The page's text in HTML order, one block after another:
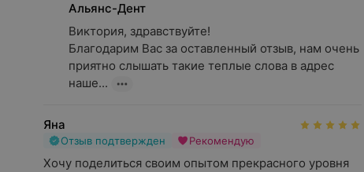
Альянс-Дент
Виктория, здравствуйте!
Благодарим Вас за оставленный отзыв, нам очень
приятно слышать такие теплые слова в адрес
наше...
Яна
Отзыв подтвержден Рекомендую
Хочу поделиться своим опытом прекрасного уровня